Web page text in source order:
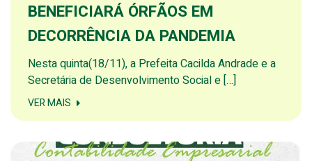
BENEFICIARÁ ÓRFÃOS EM
DECORRÊNCIA DA PANDEMIA
Nesta quinta(18/11), a Prefeita Cacilda Andrade e a
Secretária de Desenvolvimento Social e […]
VER MAIS